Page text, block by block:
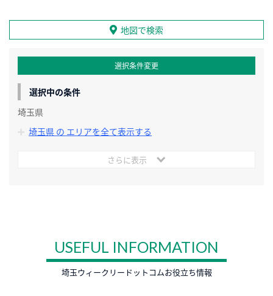
地図で検索
選択条件変更
選択中の条件
埼玉県
埼玉県 の エリアを全て表示する
さらに表示
USEFUL INFORMATION
埼玉ウィークリードットコムお役立ち情報